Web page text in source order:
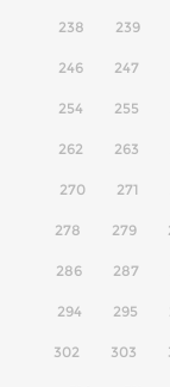
238 239
246 247
254 255
262 263
270 271
278 279
286 287
294 295
302 303